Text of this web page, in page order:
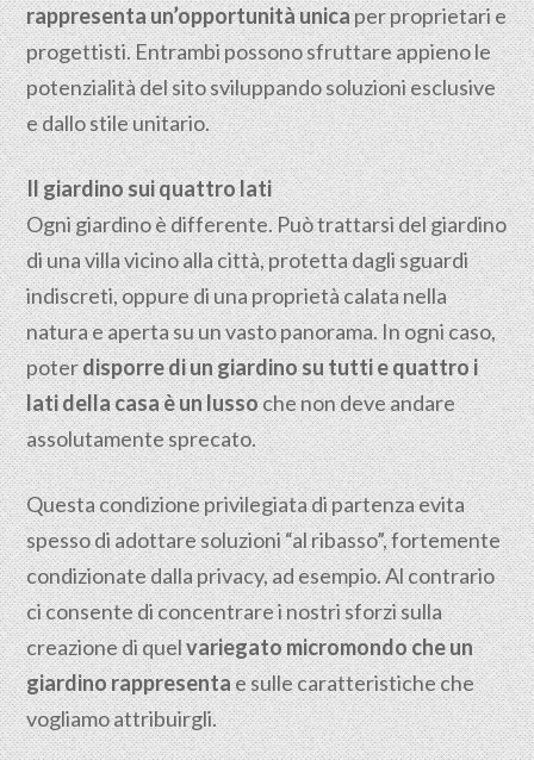
rappresenta un’opportunità unicaper proprietari e
progettisti. Entrambi possono sfruttare appieno le
potenzialità del sito sviluppando soluzioni esclusive
e dallo stile unitario.
Il giardino sui quattro lati
Ogni giardino è differente. Può trattarsi del giardino
di una villa vicino alla città, protetta dagli sguardi
indiscreti, oppure di una proprietà calata nella
natura e aperta su un vasto panorama. In ogni caso,
poterdisporre di un giardino su tutti e quattro i
lati della casa è un lussoche non deve andare
assolutamente sprecato.
Questa condizione privilegiata di partenza evita
spesso di adottare soluzioni “al ribasso”, fortemente
condizionate dalla privacy, ad esempio. Al contrario
ci consente di concentrare i nostri sforzi sulla
creazione di quelvariegato micromondo che un
giardino rappresentae sulle caratteristiche che
vogliamo attribuirgli.